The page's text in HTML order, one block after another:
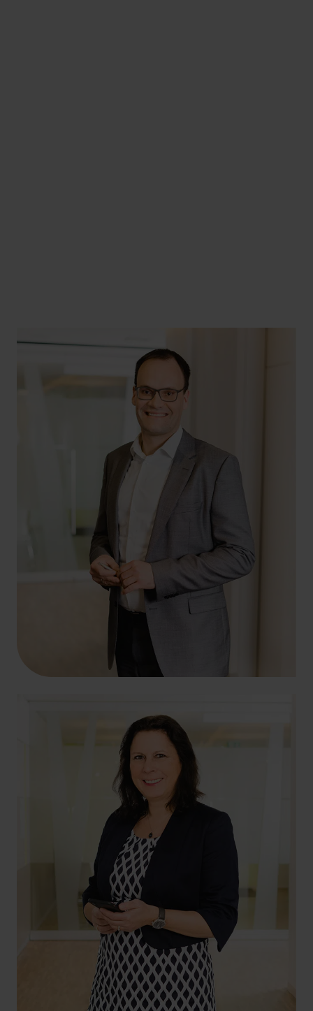
+49 261 4066-185
lukas.karrenbrock@hlb-ddp.de
+49 261 4066-186
corinne.koblitschek@hlb-ddp.de